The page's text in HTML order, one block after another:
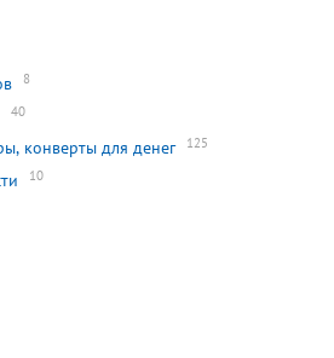
8
40
конверты для денег 125
10